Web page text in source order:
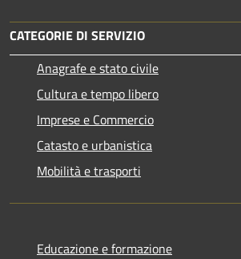
CATEGORIE DI SERVIZIO
Anagrafe e stato civile
Cultura e tempo libero
Imprese e Commercio
Catasto e urbanistica
Mobilità e trasporti
Educazione e formazione